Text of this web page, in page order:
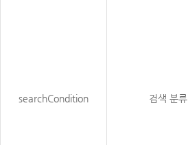
searchCondition 검색 분류